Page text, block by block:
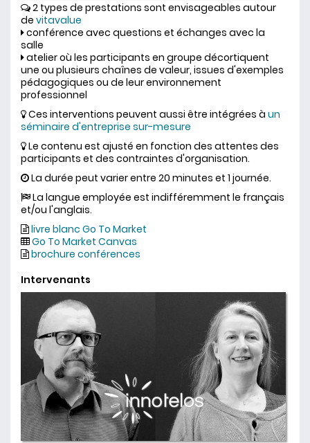
2 types de prestations sont envisageables autour
de vitavalue
conférence avec questions et échanges avec la
salle
atelier où les participants en groupe décortiquent
une ou plusieurs chaînes de valeur, issues d'exemples
pédagogiques ou de leur environnement
professionnel
Ces interventions peuvent aussi être intégrées à un
séminaire d'entreprise sur-mesure
Le contenu est ajusté en fonction des attentes des
participants et des contraintes d'organisation.
La durée peut varier entre 20 minutes et 1 journée.
La langue employée est indifféremment le français
et/ou l'anglais.
livre blanc Go To Market
Go To Market Canvas
brochure conférences
Intervenants